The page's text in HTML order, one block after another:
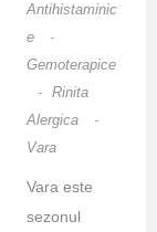
Antihistaminic
E
-
Gemoterapice
- Rinita
Alergica
-
Vara
Vara este
sezonul